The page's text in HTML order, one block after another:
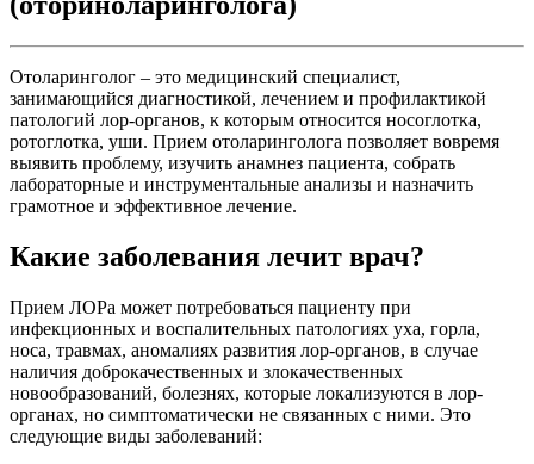
Отоларинголог – это медицинский специалист,
занимающийся диагностикой, лечением и профилактикой
патологий лор-органов, к которым относится носоглотка,
ротоглотка, уши. Прием отоларинголога позволяет вовремя
выявить проблему, изучить анамнез пациента, собрать
лабораторные и инструментальные анализы и назначить
грамотное и эффективное лечение.
Какие заболевания лечит врач?
Прием ЛОРа может потребоваться пациенту при
инфекционных и воспалительных патологиях уха, горла,
носа, травмах, аномалиях развития лор-органов, в случае
наличия доброкачественных и злокачественных
новообразований, болезнях, которые локализуются в лор-
органах, но симптоматически не связанных с ними. Это
следующие виды заболеваний: